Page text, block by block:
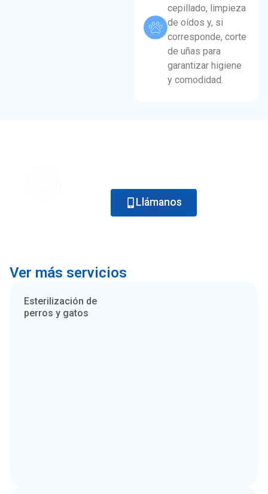
cepillado, limpieza
de oídos y, si
corresponde, corte
de uñas para
garantizar higiene
y comodidad.
Llámanos
Ver más servicios
Esterilización de
perros y gatos